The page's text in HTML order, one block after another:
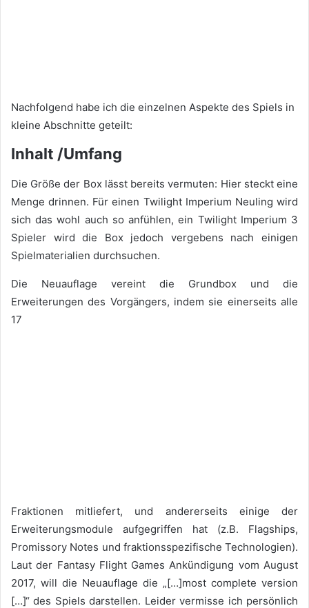
Nachfolgend habe ich die einzelnen Aspekte des Spiels in
kleine Abschnitte geteilt:
Inhalt /Umfang
Die Größe der Box lässt bereits vermuten: Hier steckt eine
Menge drinnen. Für einen Twilight Imperium Neuling wird
sich das wohl auch so anfühlen, ein Twilight Imperium 3
Spieler wird die Box jedoch vergebens nach einigen
Spielmaterialien durchsuchen.
Die Neuauflage vereint die Grundbox und die
Erweiterungen des Vorgängers, indem sie einerseits alle
17
Fraktionen mitliefert, und andererseits einige der
Erweiterungsmodule aufgegriffen hat (z.B. Flagships,
Promissory Notes und fraktionsspezifische Technologien).
Laut der Fantasy Flight Games Ankündigung vom August
2017, will die Neuauflage die „[…]most complete version
[…]“ des Spiels darstellen. Leider vermisse ich persönlich